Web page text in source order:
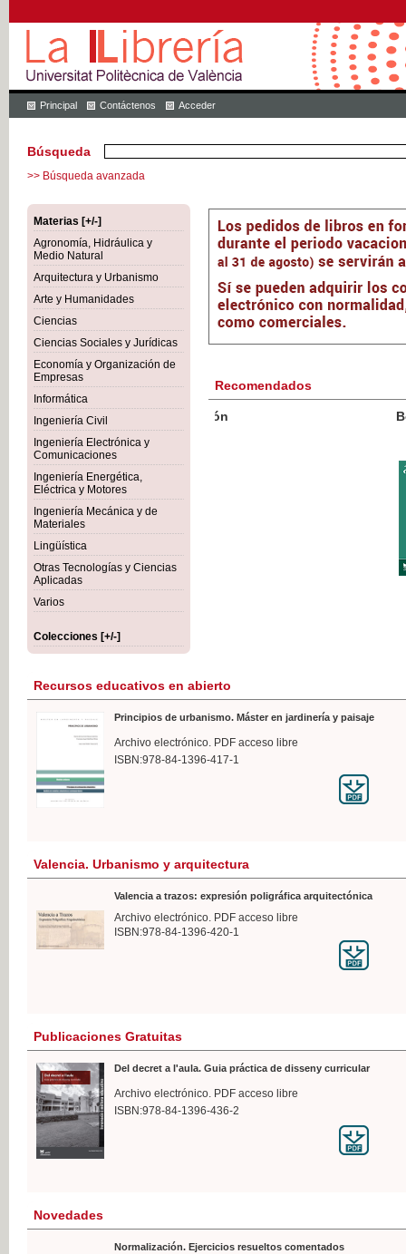
Principal Contáctenos Acceder
Búsqueda
>> Búsqueda avanzada
Materias [+/-]
Agronomía, Hidráulica y
Medio Natural
Arquitectura y Urbanismo
Arte y Humanidades
Ciencias
Ciencias Sociales y Jurídicas
Economía y Organización de
Empresas
Informática
Ingeniería Civil
Ingeniería Electrónica y
Comunicaciones
Ingeniería Energética,
Eléctrica y Motores
Ingeniería Mecánica y de
Materiales
Lingüística
Otras Tecnologías y Ciencias
Aplicadas
Varios
Colecciones [+/-]
Recomendados
Botánica Agroalimentaria
Recursos educativos en abierto
Principios de urbanismo. Máster en jardinería y paisaje
Archivo electrónico. PDF acceso libre
ISBN:978-84-1396-417-1
Valencia. Urbanismo y arquitectura
Valencia a trazos: expresión poligráfica arquitectónica
Archivo electrónico. PDF acceso libre
ISBN:978-84-1396-420-1
Publicaciones Gratuitas
Del decret a l'aula. Guia práctica de disseny curricular
Archivo electrónico. PDF acceso libre
ISBN:978-84-1396-436-2
Novedades
Normalización. Ejercicios resueltos comentados